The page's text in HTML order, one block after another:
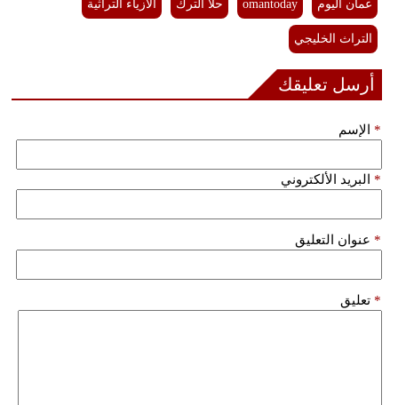
عمان اليوم omantoday حلا الترك الأزياء التراثية
التراث الخليجي
أرسل تعليقك
الإسم *
البريد الألكتروني *
عنوان التعليق *
تعليق *